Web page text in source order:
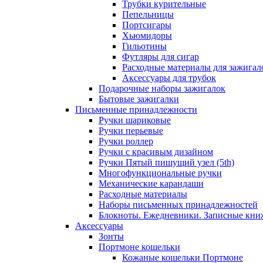
Трубки курительные
Пепельницы
Портсигары
Хьюмидоры
Гильотины
Футляры для сигар
Расходные материалы для
Аксессуары для трубок
Подарочные наборы зажигалок
Бытовые зажигалки
Письменные принадлежности
Ручки шариковые
Ручки перьевые
Ручки роллер
Ручки с красивым дизайном
Ручки Пятый пишущий узел (5th)
Многофункциональные ручки
Механические карандаши
Расходные материалы
Наборы письменных принадлежностей
Блокноты. Ежедневники. Записные
Аксессуары
Зонты
Портмоне кошельки
Кожаные кошельки Портмоне